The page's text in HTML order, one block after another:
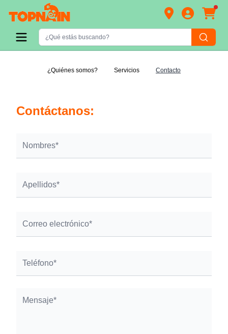
¿Quiénes somos? Servicios Contacto
Contáctanos: